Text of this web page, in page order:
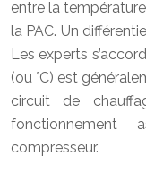
entre la
la PAC. Un
Les experts
(ou °C) est
circuit de
compresseur.